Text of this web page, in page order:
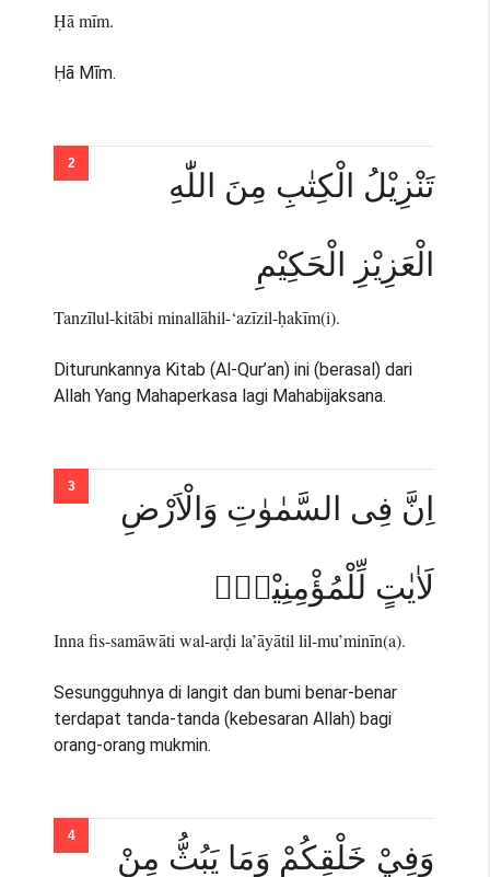
Ḥā mīm.
Ḥā Mīm.
تَنْزِيْلُ الْكِتٰبِ مِنَ اللّٰهِ
الْعَزِيْزِ الْحَكِيْمِ
Tanzīlul-kitābi minallāhil-‘azīzil-ḥakīm(i).
Diturunkannya Kitab (Al-Qur’an) ini (berasal) dari
Allah Yang Mahaperkasa lagi Mahabijaksana.
اِنَّ فِى السَّمٰوٰتِ وَالْاَرْضِ
لَاٰيٰتٍ لِّلْمُؤْمِنِيْنَۗ
Inna fis-samāwāti wal-arḍi la’āyātil lil-mu’minīn(a).
Sesungguhnya di langit dan bumi benar-benar
terdapat tanda-tanda (kebesaran Allah) bagi
orang-orang mukmin.
وَفِيْ خَلْقِكُمْ وَمَا يَبُثُّ مِنْ